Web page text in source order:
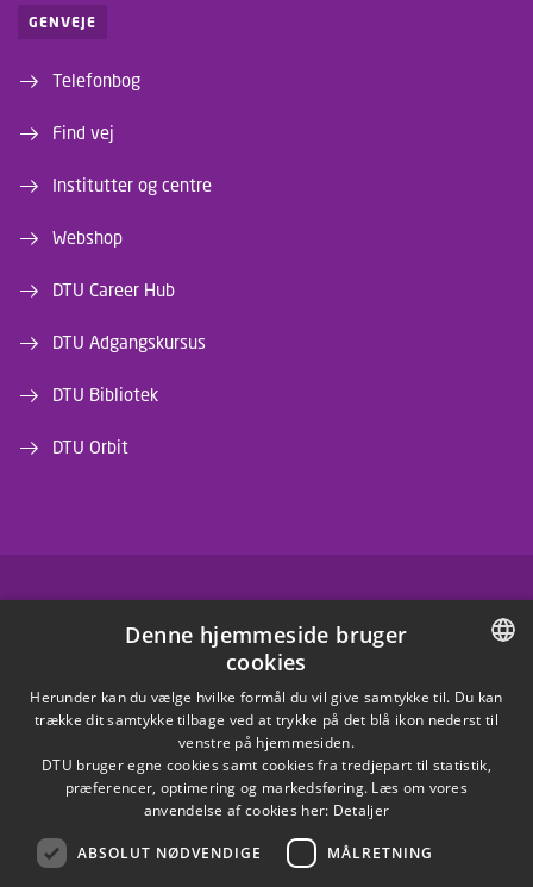
GENVEJE
Telefonbog
Find vej
Institutter og centre
Webshop
DTU Career Hub
DTU Adgangskursus
DTU Bibliotek
DTU Orbit
INSTAGRAM
LINKEDIN
X
YOUTUBE
DANISH
ENGLISH
Denne hjemmeside bruger
cookies
Herunder kan du vælge hvilke formål du vil give samtykke til. Du kan
trække dit samtykke tilbage ved at trykke på det blå ikon nederst til
venstre på hjemmesiden.
DTU bruger egne cookies samt cookies fra tredjepart til statistik,
præferencer, optimering og markedsføring. Læs om vores
anvendelse af cookies her: Detaljer
ABSOLUT NØDVENDIGE MÅLRETNING